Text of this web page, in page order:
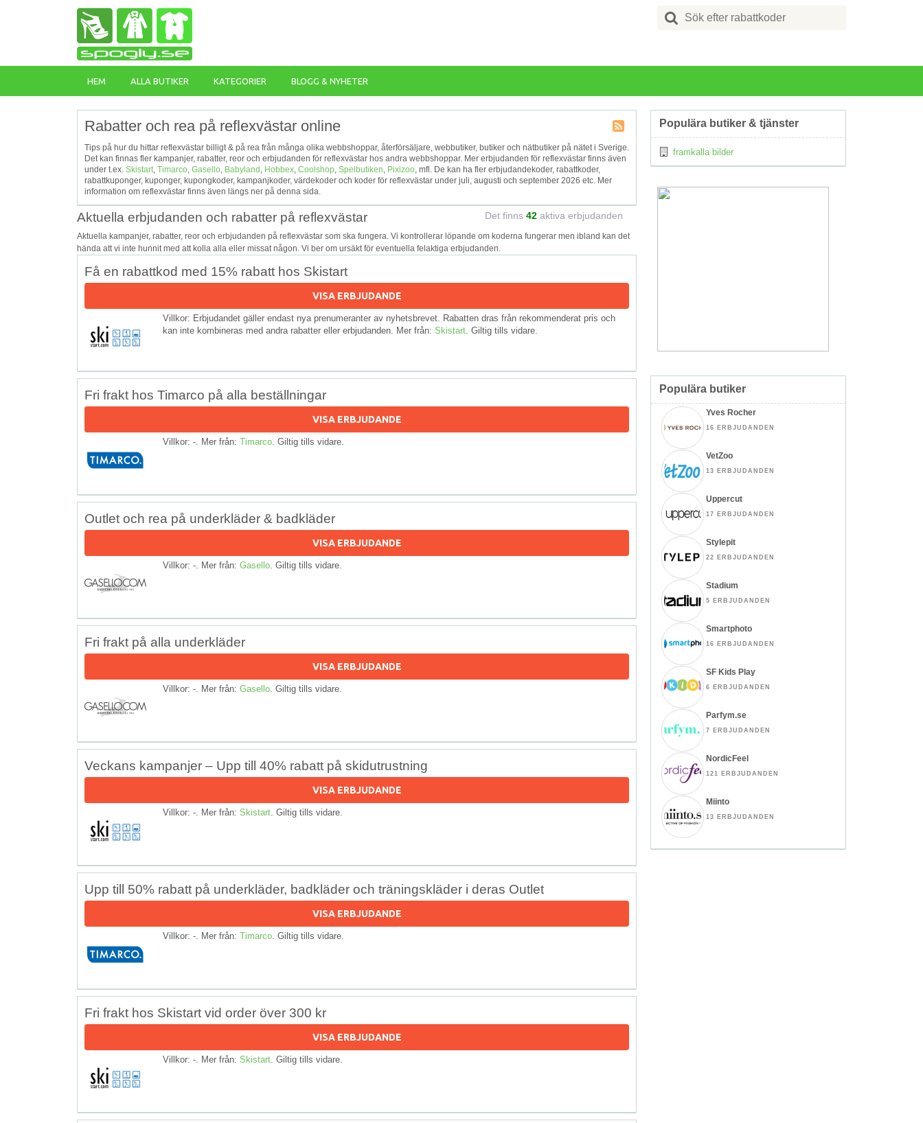
Search
for:
HEM ALLA BUTIKER KATEGORIER BLOGG & NYHETER
Tagg
Rabatter och rea på reflexvästar online
Tips på hur du hittar reflexvästar billigt & på rea från många olika webbshoppar, återförsäljare, webbutiker, butiker och nätbutiker på nätet i Sverige.
Det kan finnas fler kampanjer, rabatter, reor och erbjudanden för reflexvästar hos andra webbshoppar. Mer erbjudanden för reflexvästar finns även
under t.ex. Skistart, Timarco, Gasello, Babyland , Hobbex, Coolshop, Spelbutiken, Pixizoo, mfl. De kan ha fler erbjudandekoder, rabattkoder,
rabattkuponger, kuponger, kupongkoder, kampanjkoder, värdekoder och koder för reflexvästar under juli, augusti och september 2026 etc. Mer
information om reflexvästar finns även längs ner på denna sida.
Aktuella erbjudanden och rabatter på reflexvästar Det finns 42 aktiva erbjudanden
Aktuella kampanjer, rabatter, reor och erbjudanden på reflexvästar som ska fungera. Vi kontrollerar löpande om koderna fungerar men ibland kan det
hända att vi inte hunnit med att kolla alla eller missat någon. Vi ber om ursäkt för eventuella felaktiga erbjudanden.
Få en rabattkod med 15% rabatt hos Skistart
VISA ERBJUDANDE
Villkor: Erbjudandet gäller endast nya prenumeranter av nyhetsbrevet. Rabatten dras från rekommenderat pris och
kan inte kombineras med andra rabatter eller erbjudanden. Mer från: Skistart . Giltig tills vidare.
Fri frakt hos Timarco på alla beställningar
VISA ERBJUDANDE
Villkor: -. Mer från: Timarco . Giltig tills vidare.
Outlet och rea på underkläder & badkläder
VISA ERBJUDANDE
Villkor: -. Mer från: Gasello . Giltig tills vidare.
Fri frakt på alla underkläder
VISA ERBJUDANDE
Villkor: -. Mer från: Gasello . Giltig tills vidare.
Veckans kampanjer – Upp till 40% rabatt på skidutrustning
VISA ERBJUDANDE
Villkor: -. Mer från: Skistart . Giltig tills vidare.
Upp till 50% rabatt på underkläder, badkläder och träningskläder i deras Outlet
VISA ERBJUDANDE
Villkor: -. Mer från: Timarco . Giltig tills vidare.
Fri frakt hos Skistart vid order över 300 kr
VISA ERBJUDANDE
Villkor: -. Mer från: Skistart . Giltig tills vidare.
Populära butiker & tjänster
framkalla bilder
Populära butiker
Yves Rocher
16 ERBJUDANDEN
VetZoo
13 ERBJUDANDEN
Uppercut
17 ERBJUDANDEN
Stylepit
22 ERBJUDANDEN
Stadium
5 ERBJUDANDEN
Smartphoto
16 ERBJUDANDEN
SF Kids Play
6 ERBJUDANDEN
Parfym.se
7 ERBJUDANDEN
NordicFeel
121 ERBJUDANDEN
Miinto
13 ERBJUDANDEN